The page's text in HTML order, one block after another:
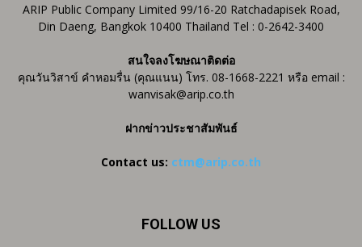
ARIP Public Company Limited 99/16-20 Ratchadapisek Road,
Din Daeng, Bangkok 10400 Thailand Tel : 0-2642-3400
สนใจลงโฆษณาติดต่อ
คุณวันวิสาข์ คำหอมรื่น (คุณแนน) โทร. 08-1668-2221 หรือ email :
wanvisak@arip.co.th
ฝากข่าวประชาสัมพันธ์
Contact us: ctm@arip.co.th
FOLLOW US